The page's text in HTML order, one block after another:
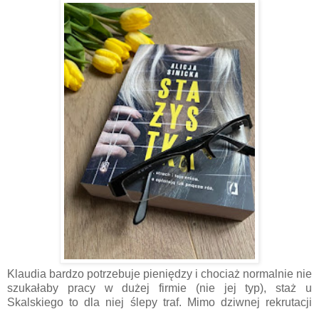
Klaudia bardzo potrzebuje pieniędzy i chociaż normalnie nie
szukałaby pracy w dużej firmie (nie jej typ), staż u
Skalskiego to dla niej ślepy traf. Mimo dziwnej rekrutacji